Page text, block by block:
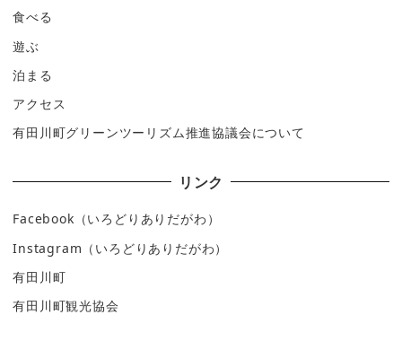
食べる
遊ぶ
泊まる
アクセス
有田川町グリーンツーリズム推進協議会について
リンク
Facebook（いろどりありだがわ）
Instagram（いろどりありだがわ）
有田川町
有田川町観光協会